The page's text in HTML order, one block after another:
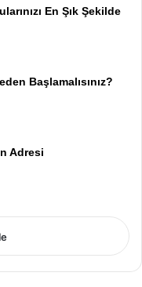
En Şık Şekilde
Başlamalısınız?
Adresi